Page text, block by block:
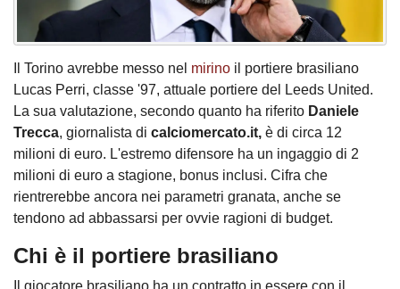
Il Torino avrebbe messo nel mirino il portiere brasiliano
Lucas Perri, classe '97, attuale portiere del Leeds United.
La sua valutazione, secondo quanto ha riferito Daniele
Trecca, giornalista di calciomercato.it, è di circa 12
milioni di euro. L'estremo difensore ha un ingaggio di 2
milioni di euro a stagione, bonus inclusi. Cifra che
rientrerebbe ancora nei parametri granata, anche se
tendono ad abbassarsi per ovvie ragioni di budget.
Chi è il portiere brasiliano